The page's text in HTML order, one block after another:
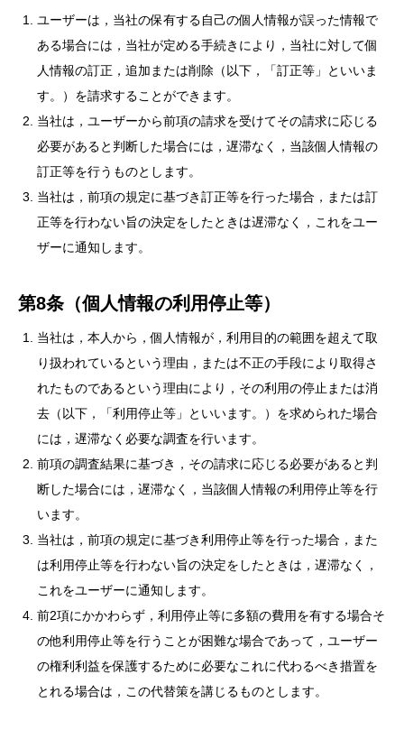
ユーザーは，当社の保有する自己の個人情報が誤った情報で
ある場合には，当社が定める手続きにより，当社に対して個
人情報の訂正，追加または削除（以下，「訂正等」といいま
す。）を請求することができます。
当社は，ユーザーから前項の請求を受けてその請求に応じる
必要があると判断した場合には，遅滞なく，当該個人情報の
訂正等を行うものとします。
当社は，前項の規定に基づき訂正等を行った場合，または訂
正等を行わない旨の決定をしたときは遅滞なく，これをユー
ザーに通知します。
第8条（個人情報の利用停止等）
当社は，本人から，個人情報が，利用目的の範囲を超えて取
り扱われているという理由，または不正の手段により取得さ
れたものであるという理由により，その利用の停止または消
去（以下，「利用停止等」といいます。）を求められた場合
には，遅滞なく必要な調査を行います。
前項の調査結果に基づき，その請求に応じる必要があると判
断した場合には，遅滞なく，当該個人情報の利用停止等を行
います。
当社は，前項の規定に基づき利用停止等を行った場合，また
は利用停止等を行わない旨の決定をしたときは，遅滞なく，
これをユーザーに通知します。
前2項にかかわらず，利用停止等に多額の費用を有する場合そ
の他利用停止等を行うことが困難な場合であって，ユーザー
の権利利益を保護するために必要なこれに代わるべき措置を
とれる場合は，この代替策を講じるものとします。